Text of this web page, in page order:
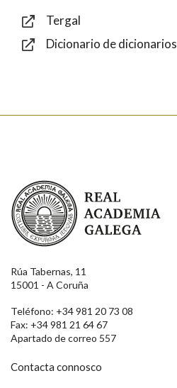
Tergal
Dicionario de dicionarios
Real Academia Galega
Rúa Tabernas, 11
15001 - A Coruña
Teléfono: +34 981 20 73 08
Fax: +34 981 21 64 67
Apartado de correo 557
Contacta connosco